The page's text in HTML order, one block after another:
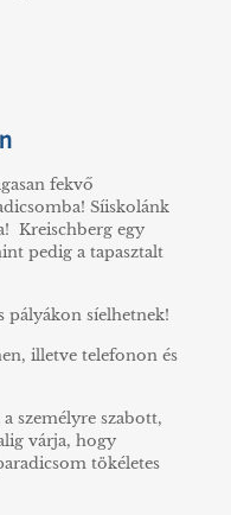
fekvő
Síiskolánk
Kreischberg egy
pedig a tapasztalt
pályákon síelhetnek!
illetve telefonon és
személyre szabott,
várja, hogy
tökéletes